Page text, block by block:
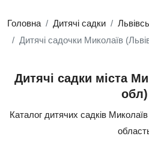
Головна Дитячі садки
Дитячі садочки Миколаїв
Дитячі садки міста
обл)
Каталог дитячих садків